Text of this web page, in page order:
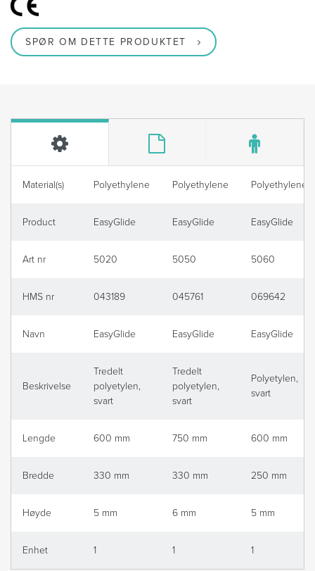
SPØR OM DETTE PRODUKTET
Material(s) Polyethylene Polyethylene Polyethylene
Product EasyGlide EasyGlide EasyGlide
Art nr 5020 5050 5060
HMS nr 043189 045761 069642
Navn EasyGlide EasyGlide EasyGlide
Beskrivelse
Tredelt
polyetylen,
svart
Tredelt
polyetylen,
svart
Polyetylen,
svart
Lengde 600 mm 750 mm 600 mm
Bredde 330 mm 330 mm 250 mm
Høyde 5 mm 6 mm 5 mm
Enhet 1 1 1